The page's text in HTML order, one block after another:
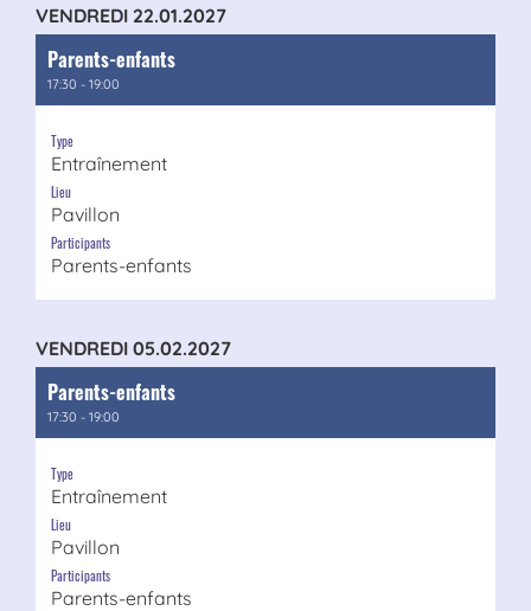
VENDREDI 22.01.2027
Parents-enfants
17:30 - 19:00
Type
Entraînement
Lieu
Pavillon
Participants
Parents-enfants
VENDREDI 05.02.2027
Parents-enfants
17:30 - 19:00
Type
Entraînement
Lieu
Pavillon
Participants
Parents-enfants